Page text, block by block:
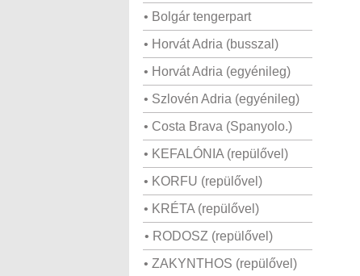
• Bolgár tengerpart
• Horvát Adria (busszal)
• Horvát Adria (egyénileg)
• Szlovén Adria (egyénileg)
• Costa Brava (Spanyolo.)
• KEFALÓNIA (repülővel)
• KORFU (repülővel)
• KRÉTA (repülővel)
• RODOSZ (repülővel)
• ZAKYNTHOS (repülővel)